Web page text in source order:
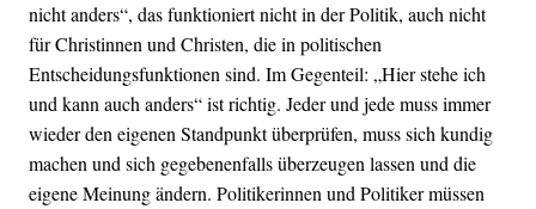
nicht anders“, das funktioniert nicht in der Politik, auch nicht
für Christinnen und Christen, die in politischen
Entscheidungsfunktionen sind. Im Gegenteil: „Hier stehe ich
und kann auch anders“ ist richtig. Jeder und jede muss immer
wieder den eigenen Standpunkt überprüfen, muss sich kundig
machen und sich gegebenenfalls überzeugen lassen und die
eigene Meinung ändern. Politikerinnen und Politiker müssen